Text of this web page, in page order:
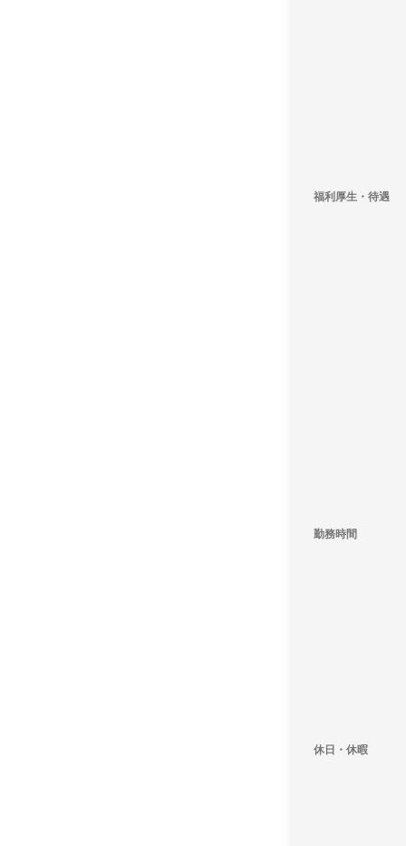
福利厚生・待遇
勤務時間
休日・休暇